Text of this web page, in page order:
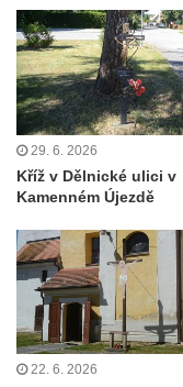
Kříž u kaple
Kunraticích u
Kříž na zahradě u
Kunraticích u
Kříž naproti domu
Šluknova
Knížecím
Školní kříž u polní
Rychnově u
Boží muka Anděl
Rychnově u
29. 6. 2026
Kříž v Dělnické ulici v
Kamenném Újezdě
22. 6. 2026